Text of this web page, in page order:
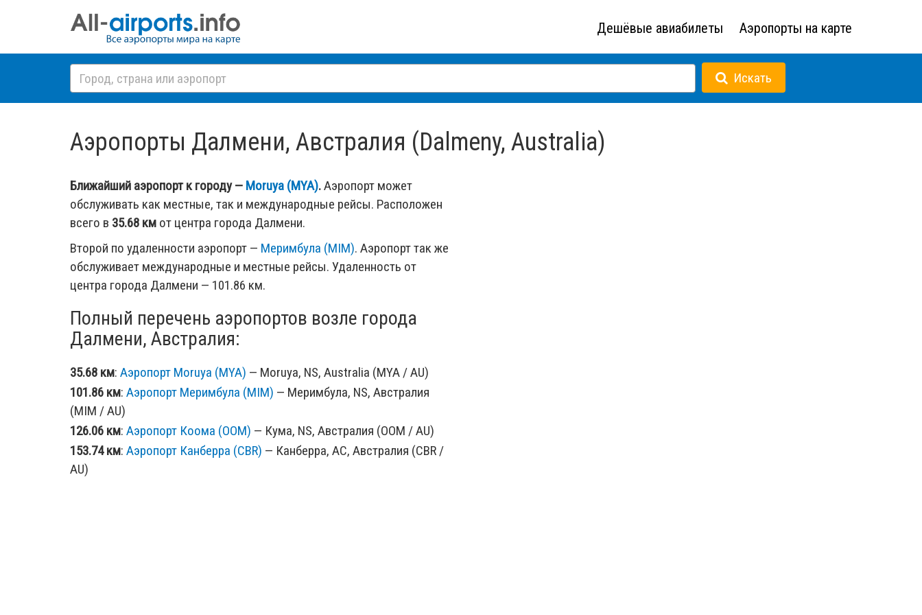
Дешёвые авиабилеты Аэропорты на карте
Искать
Аэропорты Далмени, Австралия (Dalmeny, Australia)
Ближайший аэропорт к городу — Moruya (MYA).Аэропорт может
обслуживать как местные, так и международные рейсы. Расположен
всего в 35.68 км от центра города Далмени.
Второй по удаленности аэропорт — Меримбула (MIM). Аэропорт так же
обслуживает международные и местные рейсы. Удаленность от
центра города Далмени — 101.86 км.
Полный перечень аэропортов возле города
Далмени, Австралия:
35.68 км: Аэропорт Moruya (MYA) — Moruya, NS, Australia (MYA / AU)
101.86 км: Аэропорт Меримбула (MIM) — Меримбула, NS, Австралия
(MIM / AU)
126.06 км: Аэропорт Коома (OOM) — Кума, NS, Австралия (OOM / AU)
153.74 км: Аэропорт Канберра (CBR) — Канберра, AC, Австралия (CBR /
AU)